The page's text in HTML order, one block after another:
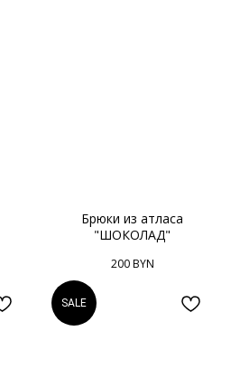
Брюки из атласа
"ШОКОЛАД"
200 BYN
SALE